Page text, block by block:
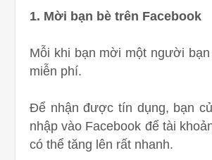
1. Mời bạn bè trên Facebook
Mỗi khi bạn mời một người
miễn phí.
Để nhận được tín dụng, bạn
nhập vào Facebook để tài
có thể tăng lên rất nhanh.